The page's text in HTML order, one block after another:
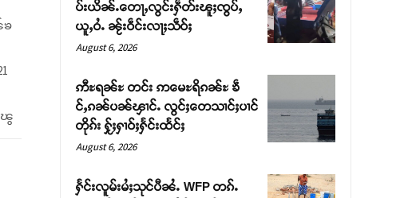
ၶ
ၽွ
ပ်းယိၼ်ႉတေႃႇလွင်းႁဵတ်းၽူႈၸွပ်ႇ
ယူႇဝႆႉ ၼႂ်းဝဵင်းလႃႈသဵဝ်ႈ
August 6, 2026
ဢီႊရၼ်ႊ တင်း ဢမေႊရိၵၼ်ႊ ၶဵ
င်ႇၵၼ်ပၼ်ၾၢင်ႉ လွင်ႈတေသၢင်ႈပၢင်
တိုၵ်း ႁႂ်ႈႁၢဝ်ႈႁႅင်းထႅင်ႈ
August 6, 2026
ႁႅင်းလူမ်းမႆႈသုင်ပီၼႆႉ WFP တၵ်ႉ